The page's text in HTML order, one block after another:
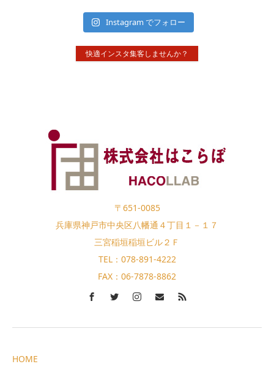
Instagram でフォロー
快適インスタ集客しませんか？
〒651-0085
兵庫県神戸市中央区八幡通４丁目１－１７
三宮稲垣稲垣ビル２Ｆ
TEL：078-891-4222
FAX：06-7878-8862
HOME